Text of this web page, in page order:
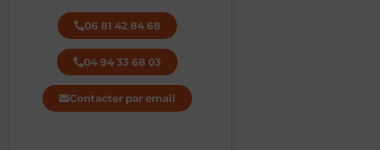
06 81 42 84 68
04 94 33 68 03
Contacter par email